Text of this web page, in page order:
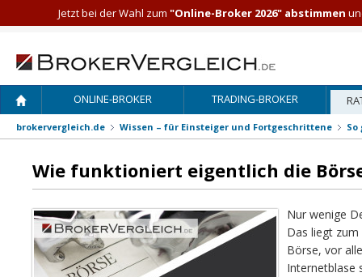
ONLINE-BROKER TRADING-BROKER
brokervergleich.de Wissen – für Einsteiger und Fortgeschrittene So
Wie funktioniert eigentlich die
Nur wenige
Das liegt
Börse, vor
Internetblase
Jetzt bei der Wahl zum "Online-Broker 2026" abstimmen